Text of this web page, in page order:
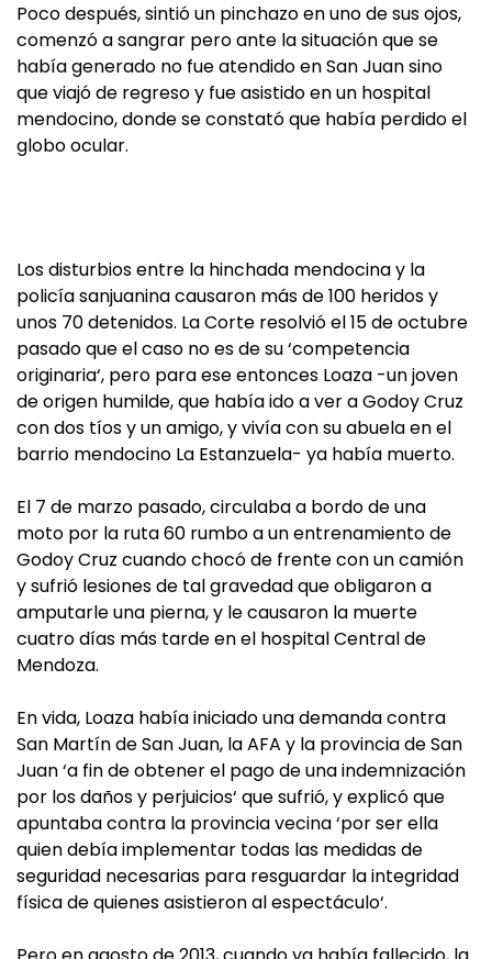
Poco después, sintió un pinchazo en uno de sus ojos,
comenzó a sangrar pero ante la situación que se
había generado no fue atendido en San Juan sino
que viajó de regreso y fue asistido en un hospital
mendocino, donde se constató que había perdido el
globo ocular.
Los disturbios entre la hinchada mendocina y la
policía sanjuanina causaron más de 100 heridos y
unos 70 detenidos. La Corte resolvió el 15 de octubre
pasado que el caso no es de su ‘competencia
originaria‘, pero para ese entonces Loaza -un joven
de origen humilde, que había ido a ver a Godoy Cruz
con dos tíos y un amigo, y vivía con su abuela en el
barrio mendocino La Estanzuela- ya había muerto.
El 7 de marzo pasado, circulaba a bordo de una
moto por la ruta 60 rumbo a un entrenamiento de
Godoy Cruz cuando chocó de frente con un camión
y sufrió lesiones de tal gravedad que obligaron a
amputarle una pierna, y le causaron la muerte
cuatro días más tarde en el hospital Central de
Mendoza.
En vida, Loaza había iniciado una demanda contra
San Martín de San Juan, la AFA y la provincia de San
Juan ‘a fin de obtener el pago de una indemnización
por los daños y perjuicios‘ que sufrió, y explicó que
apuntaba contra la provincia vecina ‘por ser ella
quien debía implementar todas las medidas de
seguridad necesarias para resguardar la integridad
física de quienes asistieron al espectáculo‘.